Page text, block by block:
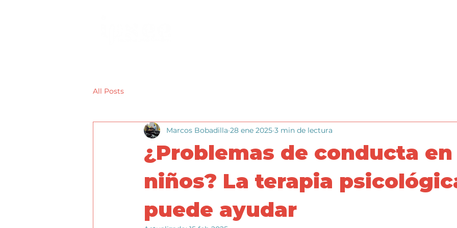
All Posts
¿Problemas de conducta en
niños? La terapia
puede ayudar
Marcos Bobadilla 28 ene 2025 3 min de lectura